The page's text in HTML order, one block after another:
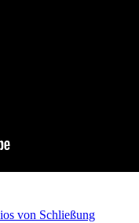
von Schließung